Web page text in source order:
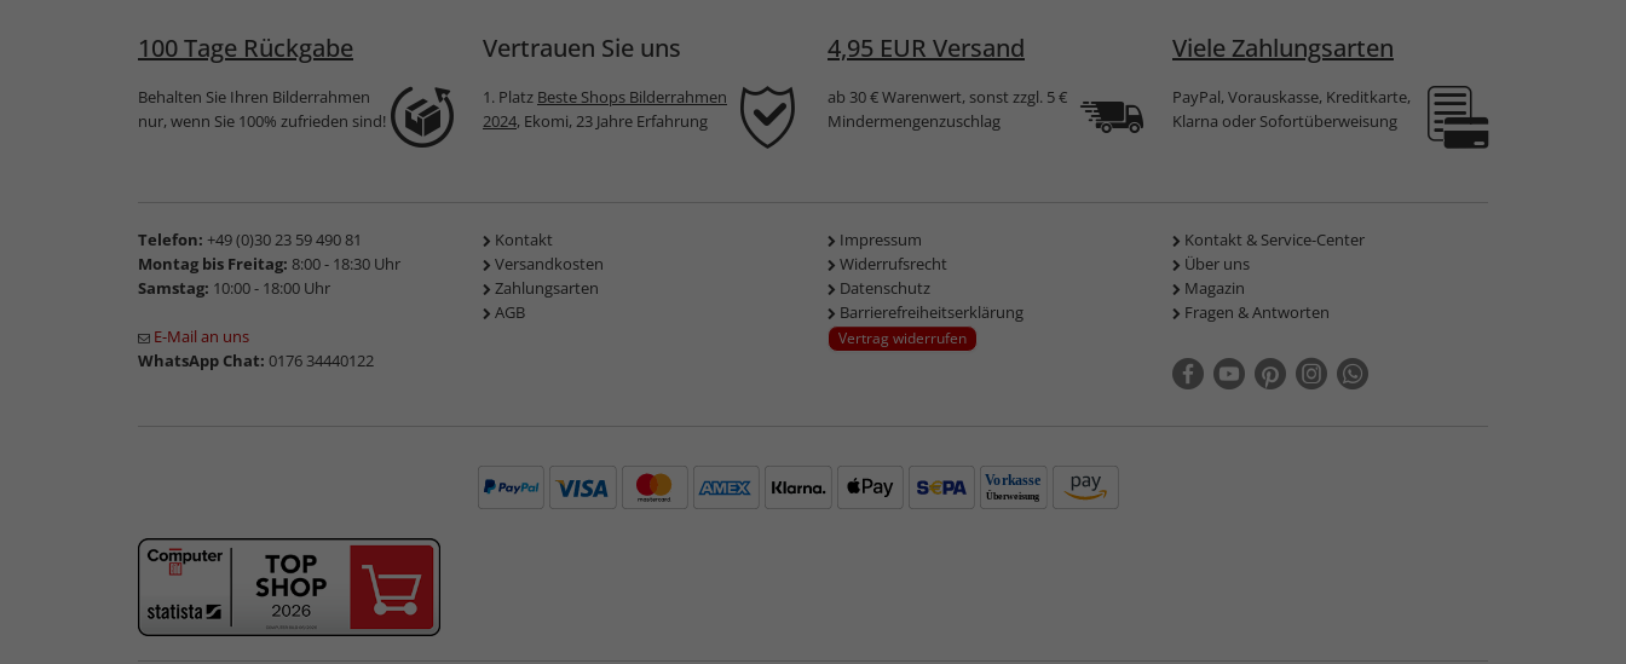
100 Tage Rückgabe
Behalten Sie Ihren Bilderrahmen
nur, wenn Sie 100% zufrieden sind!
Vertrauen Sie uns
1. Platz Beste Shops Bilderrahmen
2024, Ekomi, 23 Jahre Erfahrung
4,95 EUR Versand
ab 30 € Warenwert, sonst zzgl. 5 €
Mindermengenzuschlag
Viele Zahlungsarten
PayPal, Vorauskasse, Kreditkarte,
Klarna oder Sofortüberweisung
Telefon: +49 (0)30 23 59 490 81
Montag bis Freitag: 8:00 - 18:30 Uhr
Samstag: 10:00 - 18:00 Uhr
E-Mail an uns
WhatsApp Chat: 0176 34440122
Kontakt
Versandkosten
Zahlungsarten
AGB
Impressum
Widerrufsrecht
Datenschutz
Barrierefreiheitserklärung
Vertrag widerrufen
Kontakt & Service-Center
Über uns
Magazin
Fragen & Antworten